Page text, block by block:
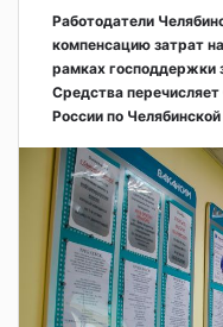
Работодатели
компенсацию затрат
рамках господдержки
Средства
России по